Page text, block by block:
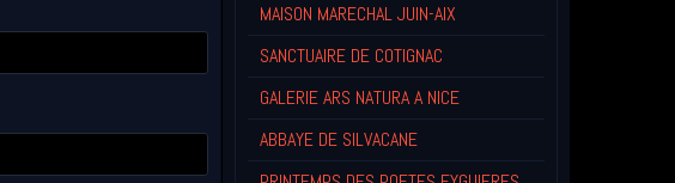
MAISON MARECHAL JUIN-AIX
SANCTUAIRE DE COTIGNAC
GALERIE ARS NATURA A NICE
ABBAYE DE SILVACANE